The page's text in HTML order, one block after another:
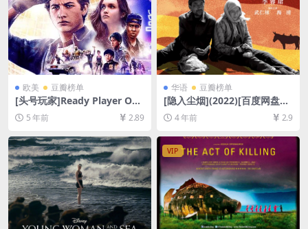
欧美 豆瓣榜单
[头号玩家]Ready Player One
(2018)[百度网盘+迅雷云盘资
源1080P超清未删减][MP4/8.
7GB][中英特效字幕]
5 年前 2.89
华语 豆瓣榜单
[隐入尘烟](2022)[百度网盘
+迅雷云盘资源1080P超清未
删减][MP4/8GB][中英字幕]
4 年前 2.9
VIP